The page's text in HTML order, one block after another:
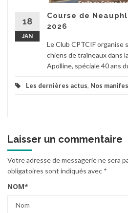
18
JAN
Course de
2026
Le Club CPTCIF organise
chiens de traîneaux dans
Apolline, spéciale 40 ans
Les dernières actus, Nos
Laisser un commentaire
Votre adresse de messagerie ne sera
obligatoires sont indiqués avec *
NOM*